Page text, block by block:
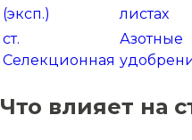
(эксп.)
листах
ст.
Селекционная
Азотные
Что влияет на